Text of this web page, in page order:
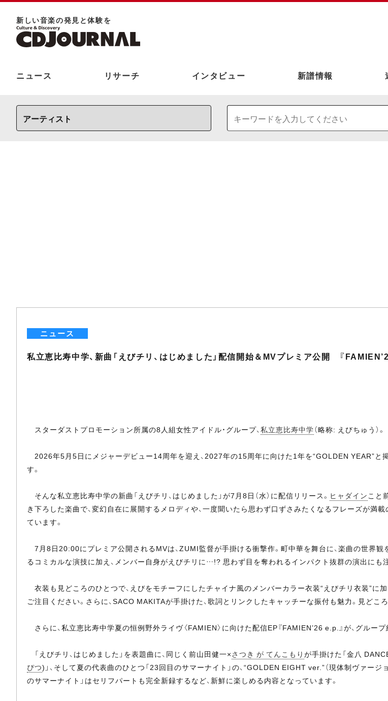
新しい⾳楽の発⾒と体験を
ニュース リサーチ インタビュー 新譜情報
ニュース
私立恵比寿中学、新曲「えびチリ、はじめました」配信開始＆MVプレミア公開 『
スターダストプロモーション所属の8人組女性アイドル・グループ、私立恵比寿中学（略称: えびちゅう）。
2026年5月5日にメジャーデビュー14周年を迎え、2027年の15周年に向けた1年を“GOLDEN YEAR”と
す。
そんな私立恵比寿中学の新曲「えびチリ、はじめました」が7月8日（水）に配信リリース。 ヒャダインこと
き下ろした楽曲で、変幻自在に展開するメロディや、一度聞いたら思わず口ずさみたくなるフレーズが満
ています。
7月8日20:00にプレミア公開されるMVは、ZUMI監督が手掛ける衝撃作。町中華を舞台に、楽曲の世界
るコミカルな演技に加え、メンバー自身がえびチリに…!? 思わず目を奪われるインパクト抜群の演出にも
衣装も見どころのひとつで、えびをモチーフにしたチャイナ風のメンバーカラー衣装“えびチリ衣装”に
ご注目ください。さらに、SACO MAKITAが手掛けた、歌詞とリンクしたキャッチーな振付も魅力。見どこ
さらに、私立恵比寿中学夏の恒例野外ライヴ〈FAMIEN〉に向けた配信EP『FAMIEN’26 e.p.』が、グルー
「えびチリ、はじめました」を表題曲に、同じく前山田健一×さつき が てんこもり が手掛けた「金八
ぴつ)」、そして夏の代表曲のひとつ「23回目のサマーナイト」の、“GOLDEN EIGHT ver.”（現体制ヴァー
のサマーナイト」はセリフパートも完全新録するなど、新鮮に楽しめる内容となっています。